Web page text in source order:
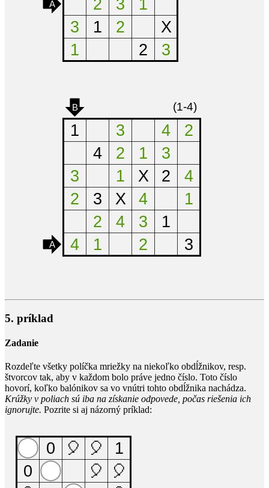
5. príklad
Zadanie
Rozdeľte všetky políčka mriežky na niekoľko obdĺžnikov, resp.
štvorcov tak, aby v každom bolo práve jedno číslo. Toto číslo
hovorí, koľko balónikov sa vo vnútri tohto obdĺžnika nachádza.
Krúžky v poliach sú iba na získanie odpovede, počas riešenia ich
ignorujte. Pozrite si aj názorný príklad: